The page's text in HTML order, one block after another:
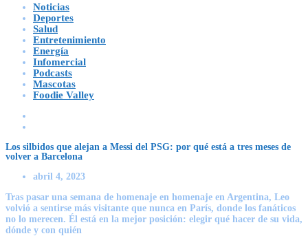
Noticias
Deportes
Salud
Entretenimiento
Energía
Infomercial
Podcasts
Mascotas
Foodie Valley
Los silbidos que alejan a Messi del PSG: por qué está a tres meses de
volver a Barcelona
abril 4, 2023
Tras pasar una semana de homenaje en homenaje en Argentina, Leo
volvió a sentirse más visitante que nunca en París, donde los fanáticos
no lo merecen. Él está en la mejor posición: elegir qué hacer de su vida,
dónde y con quién